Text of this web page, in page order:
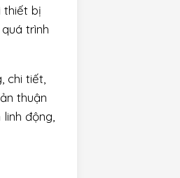
thiết bị
trình
chi tiết,
thuận
động,